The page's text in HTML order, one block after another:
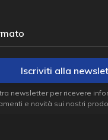
Iscriviti alla
newsletter per ricevere
e novità sui nostri